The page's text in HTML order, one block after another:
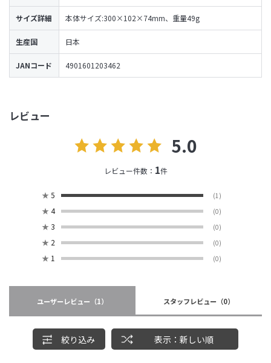
レビュー
5.0
レビュー件数： 1件
★ 5 (1)
★ 4 (0)
★ 3 (0)
★ 2 (0)
★ 1 (0)
ユーザーレビュー （1） スタッフレビュー （0）
絞り込み 表示：新しい順
サイズ詳細 本体サイズ:300×102×74mm、重量49g
生産国 日本
JANコード 4901601203462